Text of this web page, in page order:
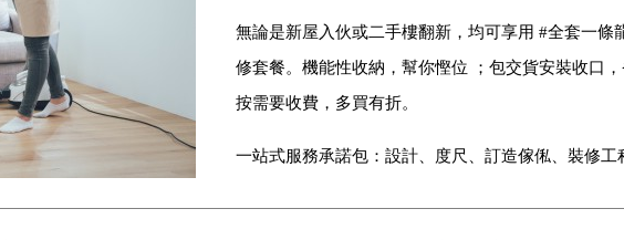
無論是新屋入伙或二手樓翻新，均可享用 #全套一條
修套餐。機能性收納，幫你慳位 ；包交貨安裝收口
按需要收費，多買有折。
一站式服務承諾包：設計、度尺、訂造傢俬、裝修工